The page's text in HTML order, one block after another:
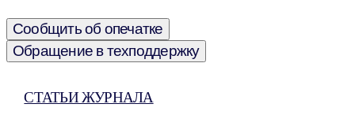
Сообщить об опечатке
Обращение в техподдержку
СТАТЬИ ЖУРНАЛА